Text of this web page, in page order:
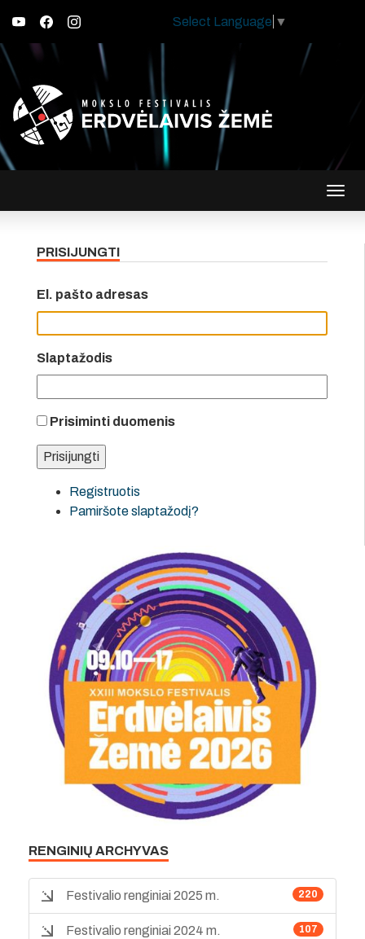
Select Language ▼
PRISIJUNGTI
El. pašto adresas
Slaptažodis
Prisiminti duomenis
Registruotis
Pamiršote slaptažodį?
RENGINIŲ ARCHYVAS
220
Festivalio renginiai 2025 m.
107
Festivalio renginiai 2024 m.